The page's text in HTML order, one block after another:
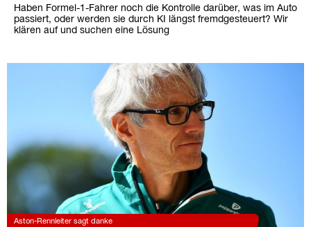
Haben Formel-1-Fahrer noch die Kontrolle darüber, was im Auto
passiert, oder werden sie durch KI längst fremdgesteuert? Wir
klären auf und suchen eine Lösung
Aston-Rennleiter sagt danke